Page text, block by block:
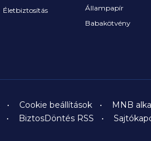
Életbiztosítás
Állampapír
Babakötvény
Cookie beállítások
MNB
BiztosDöntés RSS